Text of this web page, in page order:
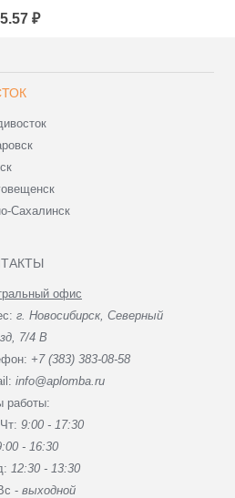
5.57 ₽
Сахалинск
офис
г. Новосибирск, Северный
7/4 В
+7 (383) 383-08-58
info@aplomba.ru
работы:
9:00 - 17:30
- 16:30
12:30 - 13:30
- выходной